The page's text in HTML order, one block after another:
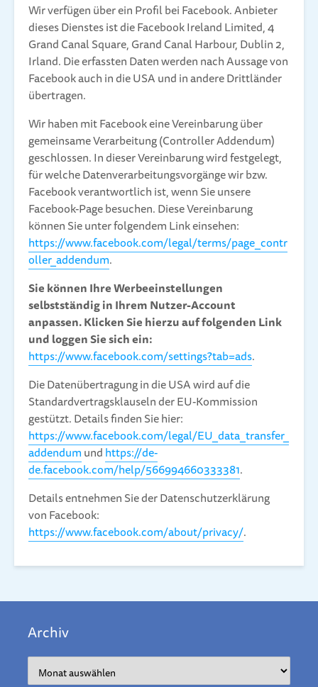
Wir verfügen über ein Profil bei Facebook. Anbieter
dieses Dienstes ist die Facebook Ireland Limited, 4
Grand Canal Square, Grand Canal Harbour, Dublin 2,
Irland. Die erfassten Daten werden nach Aussage von
Facebook auch in die USA und in andere Drittländer
übertragen.
Wir haben mit Facebook eine Vereinbarung über
gemeinsame Verarbeitung (Controller Addendum)
geschlossen. In dieser Vereinbarung wird festgelegt,
für welche Datenverarbeitungsvorgänge wir bzw.
Facebook verantwortlich ist, wenn Sie unsere
Facebook-Page besuchen. Diese Vereinbarung
können Sie unter folgendem Link einsehen:
https://www.facebook.com/legal/terms/page_contr
oller_addendum.
Sie können Ihre Werbeeinstellungen
selbstständig in Ihrem Nutzer-Account
anpassen. Klicken Sie hierzu auf folgenden Link
und loggen Sie sich ein:
https://www.facebook.com/settings?tab=ads.
Die Datenübertragung in die USA wird auf die
Standardvertragsklauseln der EU-Kommission
gestützt. Details finden Sie hier:
https://www.facebook.com/legal/EU_data_transfer_
addendumundhttps://de-
de.facebook.com/help/566994660333381.
Details entnehmen Sie der Datenschutzerklärung
von Facebook:
https://www.facebook.com/about/privacy/.
Archiv